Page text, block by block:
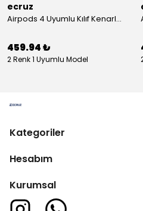
ecruz
Airpods 4 Uyumlu Kılıf Kenarları Renkli Şeffaf Dilimli Silikon Ecruz Airbag 40 Uyumlu Kılıf
459.94 ₺
2 Renk 1 Uyumlu Model
Kategoriler
Hesabım
Kurumsal